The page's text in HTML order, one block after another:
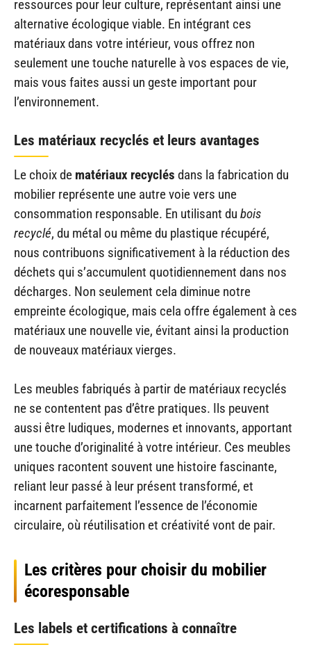
ressources pour leur culture, représentant ainsi une
alternative écologique viable. En intégrant ces
matériaux dans votre intérieur, vous offrez non
seulement une touche naturelle à vos espaces de vie,
mais vous faites aussi un geste important pour
l’environnement.
Les matériaux recyclés et leurs avantages
Le choix de matériaux recyclés dans la fabrication du
mobilier représente une autre voie vers une
consommation responsable. En utilisant du bois
recyclé, du métal ou même du plastique récupéré,
nous contribuons significativement à la réduction des
déchets qui s’accumulent quotidiennement dans nos
décharges. Non seulement cela diminue notre
empreinte écologique, mais cela offre également à ces
matériaux une nouvelle vie, évitant ainsi la production
de nouveaux matériaux vierges.
Les meubles fabriqués à partir de matériaux recyclés
ne se contentent pas d’être pratiques. Ils peuvent
aussi être ludiques, modernes et innovants, apportant
une touche d’originalité à votre intérieur. Ces meubles
uniques racontent souvent une histoire fascinante,
reliant leur passé à leur présent transformé, et
incarnent parfaitement l’essence de l’économie
circulaire, où réutilisation et créativité vont de pair.
Les critères pour choisir du mobilier
écoresponsable
Les labels et certifications à connaître